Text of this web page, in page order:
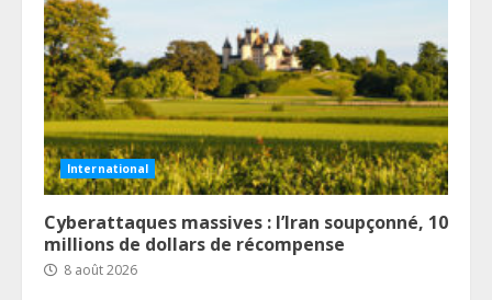
International
Cyberattaques massives : l’Iran soupçonné, 10
millions de dollars de récompense
8 août 2026